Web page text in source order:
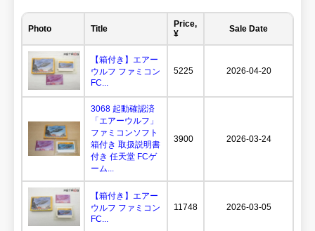
Photo Title
Price,
¥
Sale Date
【箱付き】エアー
ウルフ ファミコン
FC...
5225 2026-04-20
3068 起動確認済
「エアーウルフ」
ファミコンソフト
箱付き 取扱説明書
付き 任天堂 FCゲ
ーム...
3900 2026-03-24
【箱付き】エアー
ウルフ ファミコン
FC...
11748 2026-03-05